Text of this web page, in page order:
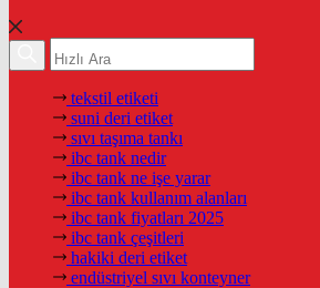
tekstil etiketi
suni deri etiket
sıvı taşıma tankı
ibc tank nedir
ibc tank ne işe yarar
ibc tank kullanım alanları
ibc tank fiyatları 2025
ibc tank çeşitleri
hakiki deri etiket
endüstriyel sıvı konteyner